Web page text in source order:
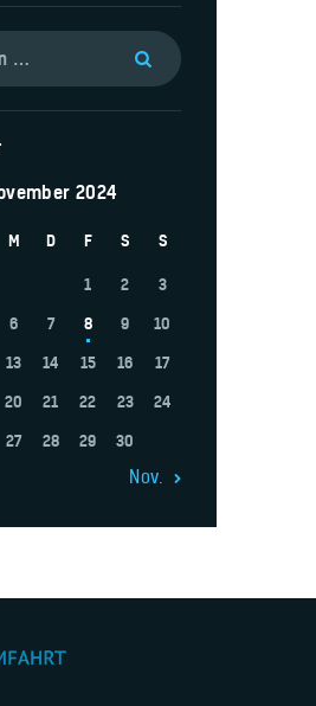
2024
M D F S S
1 2
3
6 7 8 9
10
13 14 15 16
17
20 21 22 23
24
27 28 29 30
Nov. »